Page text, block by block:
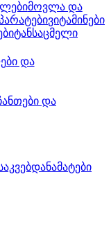
მოვლა და
ვიტამინები
ტანსაცმელი
და
და